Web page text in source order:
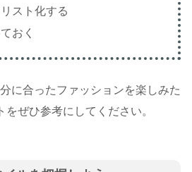
スト化する
おく
に合ったファッションを楽しみた
をぜひ参考にしてください。